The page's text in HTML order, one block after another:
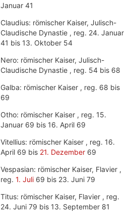
Januar 41
Claudius: römischer Kaiser, Julisch-
Claudische Dynastie , reg. 24. Januar
41 bis 13. Oktober 54
Nero: römischer Kaiser, Julisch-
Claudische Dynastie , reg. 54 bis 68
Galba: römischer Kaiser , reg. 68 bis
69
Otho: römischer Kaiser , reg. 15.
Januar 69 bis 16. April 69
Vitellius: römischer Kaiser , reg. 16.
April 69 bis 21. Dezember 69
Vespasian: römischer Kaiser, Flavier ,
reg. 1. Juli 69 bis 23. Juni 79
Titus: römischer Kaiser, Flavier , reg.
24. Juni 79 bis 13. September 81